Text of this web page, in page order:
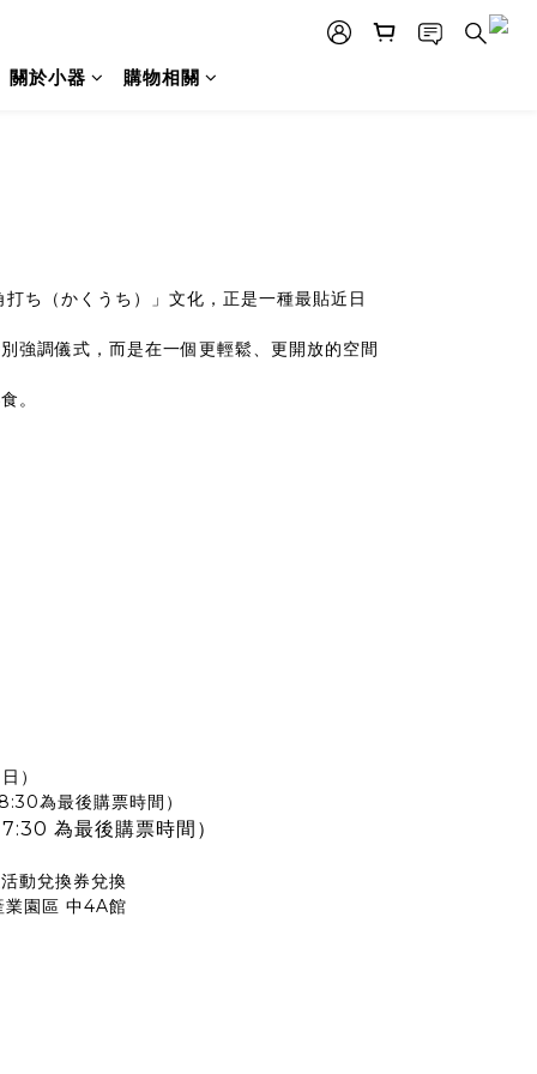
關於小器 購物相關
ち（かくうち）」文化，正是一種最貼近日
強調儀式，而是在一個更輕鬆、更開放的空間
。
）
為最後購票時間）
為最後購票時間）
動兌換券兌換
業園區 中4A館